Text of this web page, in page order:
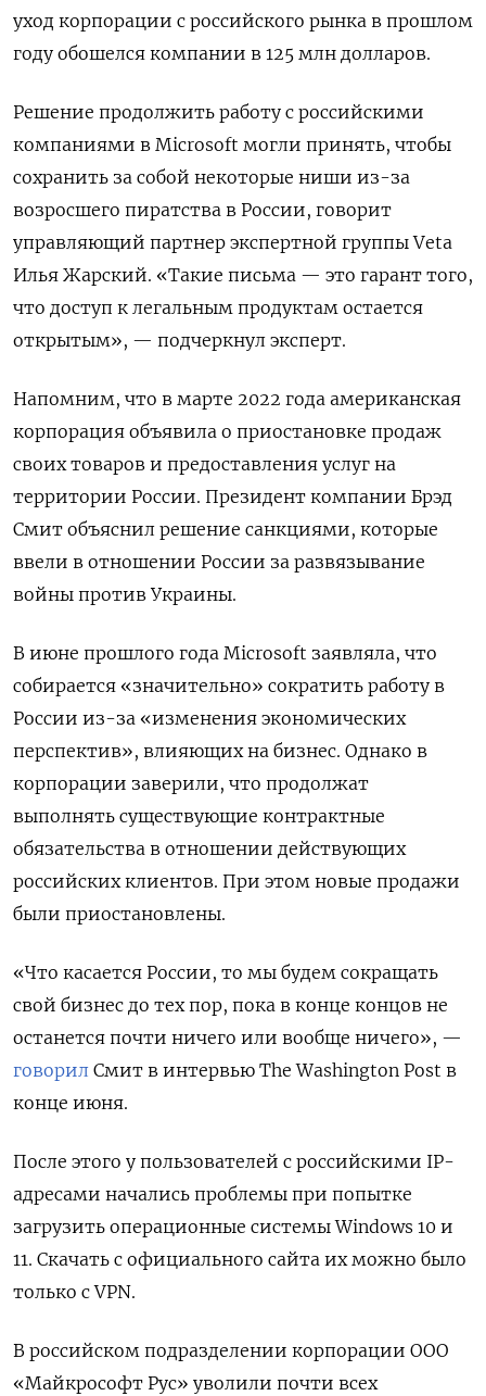
уход корпорации с российского рынка в прошлом
году обошелся компании в 125 млн долларов.
Решение продолжить работу с российскими
компаниями в Microsoft могли принять, чтобы
сохранить за собой некоторые ниши из-за
возросшего пиратства в России, говорит
управляющий партнер экспертной группы Veta
Илья Жарский. «Такие письма — это гарант того,
что доступ к легальным продуктам остается
открытым», — подчеркнул эксперт.
Напомним, что в марте 2022 года американская
корпорация объявила о приостановке продаж
своих товаров и предоставления услуг на
территории России. Президент компании Брэд
Смит объяснил решение санкциями, которые
ввели в отношении России за развязывание
войны против Украины.
В июне прошлого года Microsoft заявляла, что
собирается «значительно» сократить работу в
России из-за «изменения экономических
перспектив», влияющих на бизнес. Однако в
корпорации заверили, что продолжат
выполнять существующие контрактные
обязательства в отношении действующих
российских клиентов. При этом новые продажи
были приостановлены.
«Что касается России, то мы будем сокращать
свой бизнес до тех пор, пока в конце концов не
останется почти ничего или вообще ничего», —
говорил Смит в интервью The Washington Post в
конце июня.
После этого у пользователей с российскими IP-
адресами начались проблемы при попытке
загрузить операционные системы Windows 10 и
11. Скачать с официального сайта их можно было
только с VPN.
В российском подразделении корпорации ООО
«Майкрософт Рус» уволили почти всех